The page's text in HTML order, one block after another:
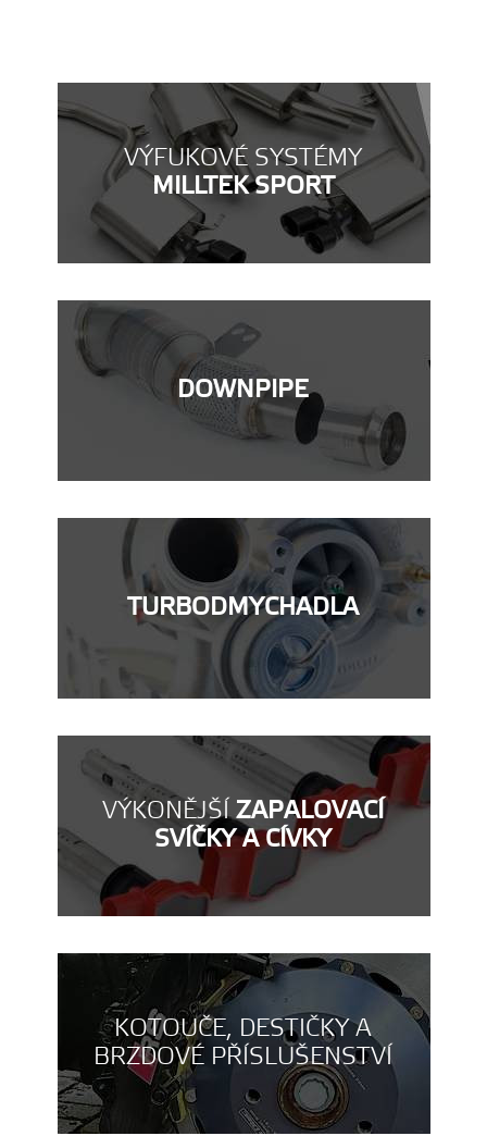
VÝFUKOVÉ SYSTÉMY
MILLTEK SPORT
DOWNPIPE
TURBODMYCHADLA
VÝKONĚJŠÍZAPALOVACÍ
SVÍČKY A CÍVKY
KOTOUČE, DESTIČKY A
BRZDOVÉ PŘÍSLUŠENSTVÍ